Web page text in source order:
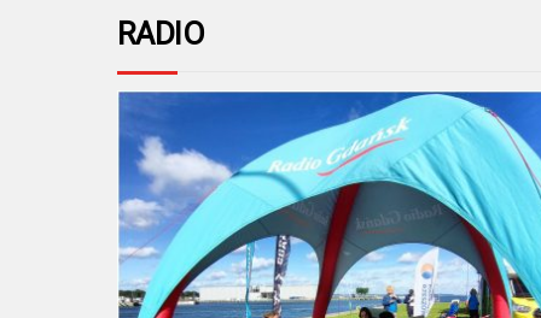
RADIO